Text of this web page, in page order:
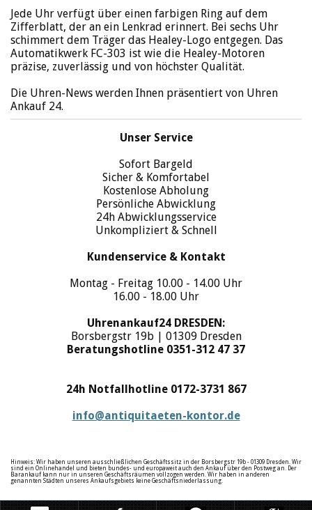
Jede Uhr verfügt über einen farbigen Ring auf dem
Zifferblatt, der an ein Lenkrad erinnert. Bei sechs Uhr
schimmert dem Träger das Healey-Logo entgegen. Das
Automatikwerk FC-303 ist wie die Healey-Motoren
präzise, zuverlässig und von höchster Qualität.
Die Uhren-News werden Ihnen präsentiert von Uhren
Ankauf 24.
Unser Service
Sofort Bargeld
Sicher & Komfortabel
Kostenlose Abholung
Persönliche Abwicklung
24h Abwicklungsservice
Unkompliziert & Schnell
Kundenservice & Kontakt
Montag - Freitag 10.00 - 14.00 Uhr
16.00 - 18.00 Uhr
Uhrenankauf24 DRESDEN:
Borsbergstr 19b | 01309 Dresden
Beratungshotline 0351-312 47 37
24h Notfallhotline 0172-3731 867
info@antiquitaeten-kontor.de
Hinweis: Wir haben unseren ausschließlichen Geschäftssitz in der Borsbergstr 19b - 01309 Dresden. Wir
sind ein Onlinehandel und bieten bundes- und europaweit auch den Ankauf über den Postweg an. Der
Barankauf kann nur in unseren Geschäftsräumen vollzogen werden. Wir haben in anderen
genannten Städten unseres Ankaufsgebiets keine Geschäftsniederlassung.